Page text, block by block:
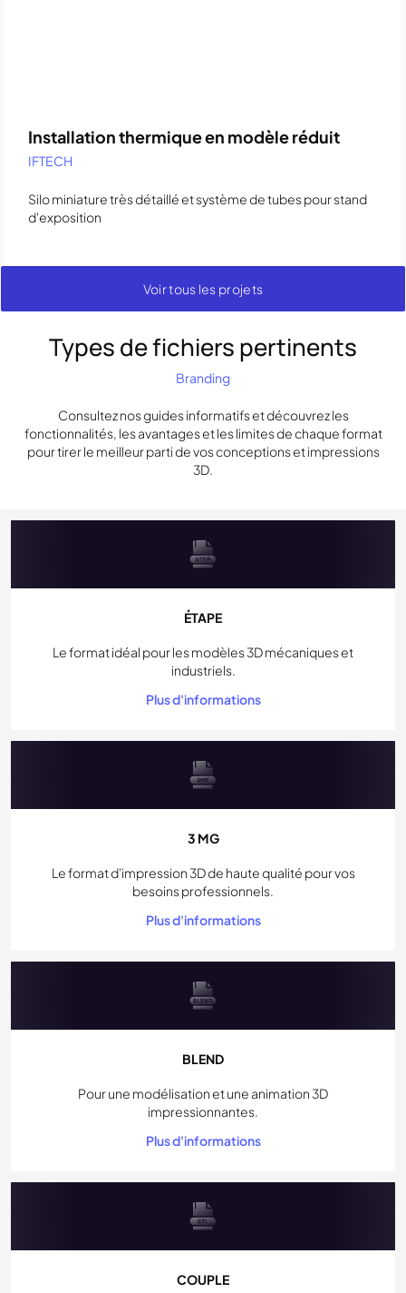
Installation thermique en modèle réduit
IFTECH
Silo miniature très détaillé et système de tubes pour stand
d'exposition
Voir tous les projets
Types de fichiers pertinents
Branding
Consultez nos guides informatifs et découvrez les
fonctionnalités, les avantages et les limites de chaque format
pour tirer le meilleur parti de vos conceptions et impressions
3D.
ÉTAPE
Le format idéal pour les modèles 3D mécaniques et
industriels.
Plus d'informations
3 MG
Le format d'impression 3D de haute qualité pour vos
besoins professionnels.
Plus d'informations
BLEND
Pour une modélisation et une animation 3D
impressionnantes.
Plus d'informations
COUPLE